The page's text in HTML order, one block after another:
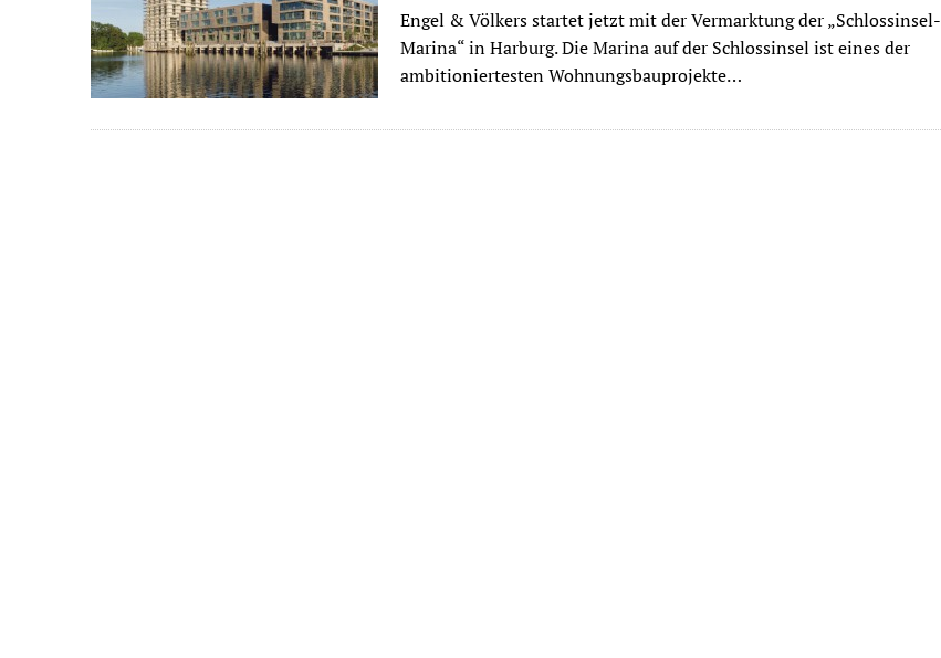
Engel & Völkers startet jetzt mit der Vermarktung der „Schlossinsel-
Marina“ in Harburg. Die Marina auf der Schlossinsel ist eines der
ambitioniertesten Wohnungsbauprojekte…